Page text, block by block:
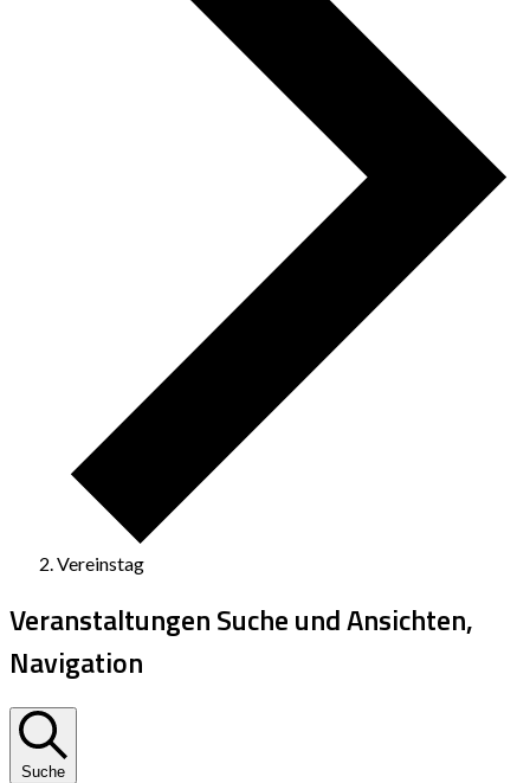
Vereinstag
Veranstaltungen Suche und Ansichten,
Navigation
Suche